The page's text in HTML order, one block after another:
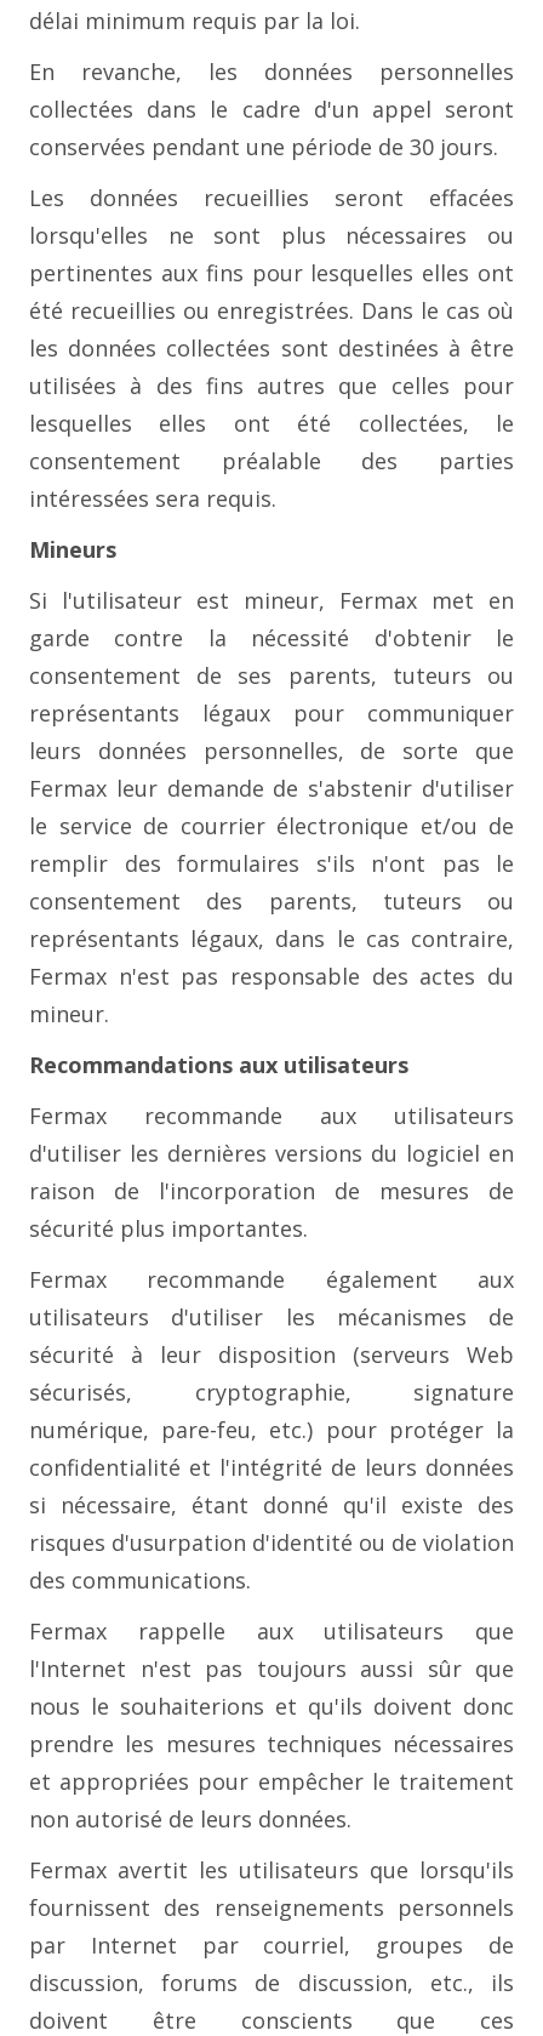
délai minimum requis par la loi.
En revanche, les données personnelles
collectées dans le cadre d'un appel seront
conservées pendant une période de 30 jours.
Les données recueillies seront effacées
lorsqu'elles ne sont plus nécessaires ou
pertinentes aux fins pour lesquelles elles ont
été recueillies ou enregistrées. Dans le cas où
les données collectées sont destinées à être
utilisées à des fins autres que celles pour
lesquelles elles ont été collectées, le
consentement préalable des parties
intéressées sera requis.
Mineurs
Si l'utilisateur est mineur, Fermax met en
garde contre la nécessité d'obtenir le
consentement de ses parents, tuteurs ou
représentants légaux pour communiquer
leurs données personnelles, de sorte que
Fermax leur demande de s'abstenir d'utiliser
le service de courrier électronique et/ou de
remplir des formulaires s'ils n'ont pas le
consentement des parents, tuteurs ou
représentants légaux, dans le cas contraire,
Fermax n'est pas responsable des actes du
mineur.
Recommandations aux utilisateurs
Fermax recommande aux utilisateurs
d'utiliser les dernières versions du logiciel en
raison de l'incorporation de mesures de
sécurité plus importantes.
Fermax recommande également aux
utilisateurs d'utiliser les mécanismes de
sécurité à leur disposition (serveurs Web
sécurisés, cryptographie, signature
numérique, pare-feu, etc.) pour protéger la
confidentialité et l'intégrité de leurs données
si nécessaire, étant donné qu'il existe des
risques d'usurpation d'identité ou de violation
des communications.
Fermax rappelle aux utilisateurs que
l'Internet n'est pas toujours aussi sûr que
nous le souhaiterions et qu'ils doivent donc
prendre les mesures techniques nécessaires
et appropriées pour empêcher le traitement
non autorisé de leurs données.
Fermax avertit les utilisateurs que lorsqu'ils
fournissent des renseignements personnels
par Internet par courriel, groupes de
discussion, forums de discussion, etc., ils
doivent être conscients que ces